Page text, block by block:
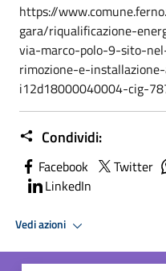
https://
gara/riqualificazione-
via-marco-polo-9-sito-
rimozione-e-
i12d18000040004-cig-
Condividi:
Facebook Twitter
LinkedIn
Vedi azioni